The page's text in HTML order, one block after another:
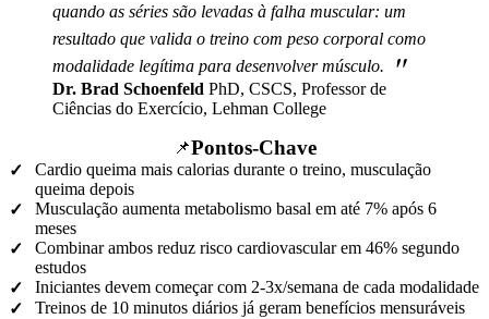
quando as séries são levadas à falha muscular: um
resultado que valida o treino com peso corporal como
modalidade legítima para desenvolver músculo.
"
Dr. Brad Schoenfeld PhD, CSCS, Professor de
Ciências do Exercício, Lehman College
📌Pontos-Chave
✓
Cardio queima mais calorias durante o treino, musculação
queima depois
✓
Musculação aumenta metabolismo basal em até 7% após 6
meses
✓
Combinar ambos reduz risco cardiovascular em 46% segundo
estudos
✓
Iniciantes devem começar com 2-3x/semana de cada modalidade
✓
Treinos de 10 minutos diários já geram benefícios mensuráveis